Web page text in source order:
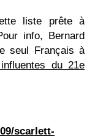
liste prête à
info, Bernard
seul Français à
du 21e
scarlett-